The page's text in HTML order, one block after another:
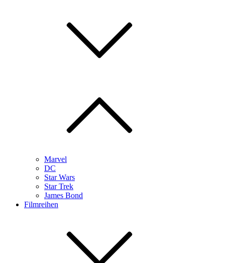
Marvel
DC
Star Wars
Star Trek
James Bond
Filmreihen